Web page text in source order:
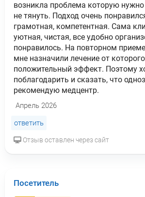
возникла проблема которую
не тянуть. Подход очень
грамотная, компетентная. Сама
уютная, чистая, все удобно
понравилось. На повторном
мне назначили лечение от
положительный эффект. Поэтому
поблагодарить и сказать, что
рекомендую медцентр.
Апрель 2026
ответить
Отзыв оставлен через сайт
Посетитель